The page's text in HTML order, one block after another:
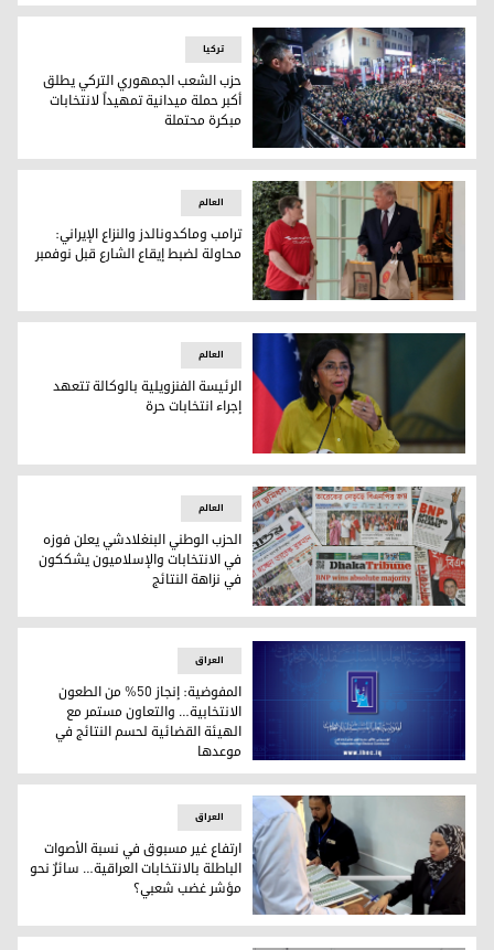
زعيم حزب الشعب الجمهوري أوزغور أوزيل
ترکیا
حزب الشعب الجمهوري التركي يطلق
أكبر حملة ميدانية تمهيداً لانتخابات
مبكرة محتملة
ترامب وماكدونالدز والنزاع الإيراني: محاولة لضبط إيقاع الشارع
العالم
ترامب وماكدونالدز والنزاع الإيراني:
محاولة لضبط إيقاع الشارع قبل نوفمبر
الرئيسة الفنزويلية بالوكالة تتعهد إجراء انتخابات حرة
العالم
الرئيسة الفنزويلية بالوكالة تتعهد
إجراء انتخابات حرة
الحزب الوطني البنغلادشي يعلن فوزه في الانتخابات
العالم
الحزب الوطني البنغلادشي يعلن فوزه
في الانتخابات والإسلاميون يشككون
في نزاهة النتائج
المفوضية: إنجاز 50% من الطعون الانتخابية… والتعاون مستمر مع الهيئة القضائية لحسم النتائج في موعدها
العراق
المفوضية: إنجاز 50% من الطعون
الانتخابية… والتعاون مستمر مع
الهيئة القضائية لحسم النتائج في
موعدها
ارتفاع غير مسبوق في نسبة الأصوات الباطلة بالانتخابات
العراق
ارتفاع غير مسبوق في نسبة الأصوات
الباطلة بالانتخابات العراقية… سائرٌ نحو
مؤشر غضب شعبي؟